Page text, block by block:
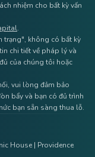
nhiệm cho bất kỳ vấn
.
trạng", không có bất kỳ
chi tiết về pháp lý và
của chúng tôi hoặc
vui lòng đảm bảo
bẩy và bạn có đủ trình
bạn sẵn sàng thua lỗ.
House | Providence